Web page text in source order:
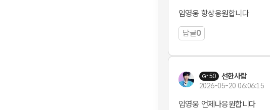
임영웅 항상응원합니다
답글0
50 선한사람
2026-05-20 06:06:15
임영웅 언제나응원합니다